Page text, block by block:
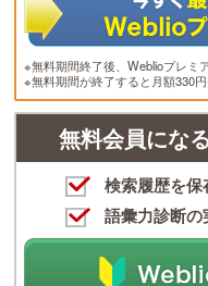
※無料期間終了後、Weblioプレミ
※無料期間が終了すると月額330円
無料会員にな
検索履歴を保
語彙力診断の